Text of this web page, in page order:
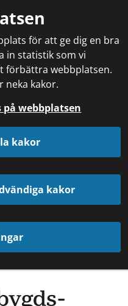
för att ge dig en bra
in statistik som vi
förbättra webbplatsen.
neka kakor.
på webbplatsen
kakor
kakor